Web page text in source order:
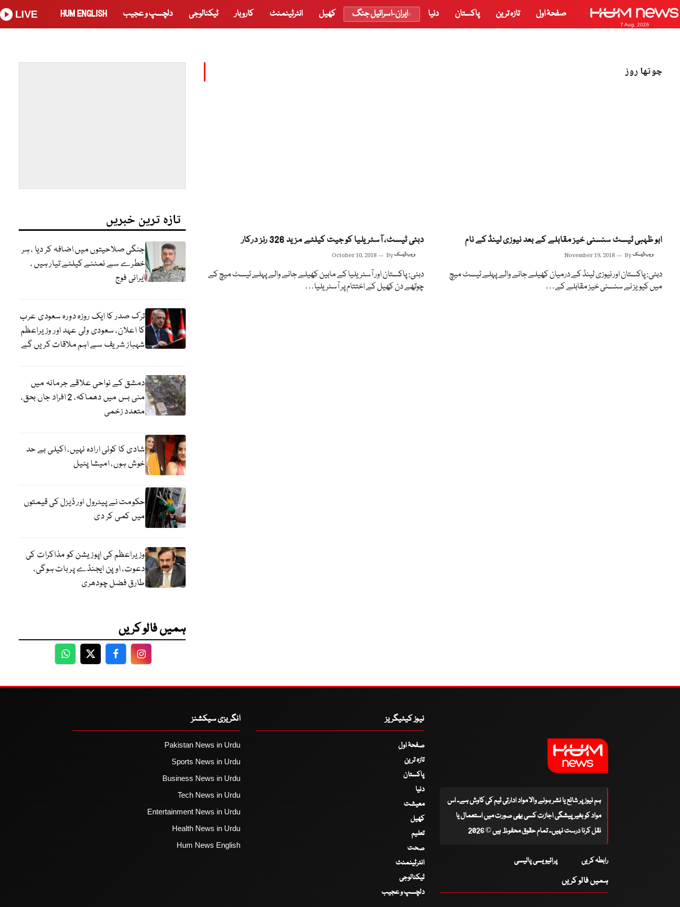
7 Aug, 2026
صفحۂ اول تازہ ترین پاکستان دنیا ایران-اسرائیل جنگ کھیل انٹرٹینمنٹ کاروبار ٹیکنالوجی دلچسپ و عجیب HUM ENGLISH
LIVE
چوتھا روز
ابو ظہبی ٹیسٹ سنسنی خیز مقابلے کے بعد نیوزی لینڈ کے نام
November 19, 2018 Byویب ڈیسک
دبئی: پاکستان اور نیوزی لینڈ کے درمیان کھیلے جانے والے پہلے ٹیسٹ میچ
میں کیویز نے سنسنی خیز مقابلے کے…
دبئی ٹیسٹ، آسٹریلیا کو جیت کیلئے مزید 326 رنز درکار
October 10, 2018 Byویب ڈیسک
دبئی: پاکستان اور آسٹریلیا کے مابین کھیلے جانے والے پہلے ٹیسٹ میچ کے
چوتھے دن کھیل کے اختتام پر آسٹریلیا…
تازہ ترین خبریں
جنگی صلاحیتوں میں اضافہ کر دیا ، ہر
خطرے سے نمٹنے کیلئے تیار ہیں ،
ایرانی فوج
ترک صدر کا ایک روزہ دورہ سعودی عرب
کا اعلان، سعودی ولی عہد اور وزیراعظم
شہباز شریف سے اہم ملاقات کریں گے
دمشق کے نواحی علاقے جرمانہ میں
منی بس میں دھماکہ، 2 افراد جاں بحق،
متعدد زخمی
شادی کا کوئی ارادہ نہیں، اکیلی بے حد
خوش ہوں، امیشا پٹیل
حکومت نے پیٹرول اور ڈیزل کی قیمتوں
میں کمی کر دی
وزیراعظم کی اپوزیشن کو مذاکرات کی
دعوت، اوپن ایجنڈے پر بات ہوگی،
طارق فضل چودھری
ہمیں فالو کریں
WhatsApp
TwitterFacebookFacebook
ہم نیوز پر شائع یا نشر ہونے والا مواد ادارتی ٹیم کی کاوش ہے۔ اس
مواد کو بغیر پیشگی اجازت کسی بھی صورت میں استعمال یا
نقل کرنا درست نہیں۔ تمام حقوق محفوظ ہیں © 2026
رابطہ کریں پرائیویسی پالیسی
ہمیں فالو کریں
نیوز کیٹیگریز
صفحۂ اول
تازہ ترین
پاکستان
دنیا
معیشت
کھیل
تعلیم
صحت
انٹرٹینمنٹ
ٹیکنالوجی
دلچسپ و عجیب
انگریزی سیکشنز
Pakistan News in Urdu
Sports News in Urdu
Business News in Urdu
Tech News in Urdu
Entertainment News in Urdu
Health News in Urdu
Hum News English